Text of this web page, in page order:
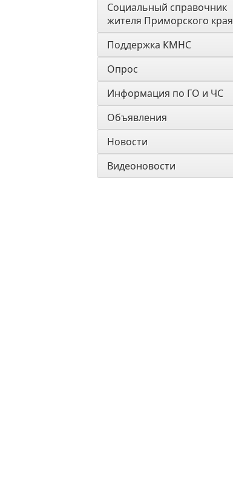
Социальный справочник
жителя Приморского края
Поддержка КМНС
Опрос
Информация по ГО и ЧС
Объявления
Новости
Видеоновости